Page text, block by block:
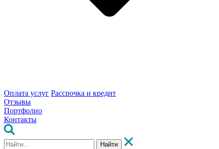
Оплата услуг Рассрочка и кредит
Отзывы
Портфолио
Контакты
Найти